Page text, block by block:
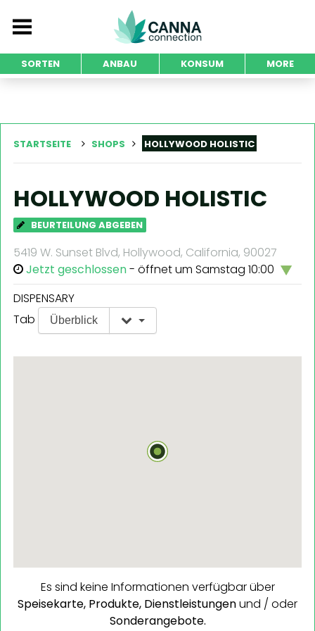
SORTEN ANBAU KONSUM MORE
STARTSEITE SHOPS HOLLYWOOD HOLISTIC
HOLLYWOOD HOLISTIC
BEURTEILUNG ABGEBEN
5419 W. Sunset Blvd, Hollywood, California, 90027
Jetzt geschlossen- öffnet um Samstag 10:00
DISPENSARY
Tab
Überblick
Es sind keine Informationen verfügbar über
Speisekarte, Produkte, Dienstleistungenund / oder
Sonderangebote.